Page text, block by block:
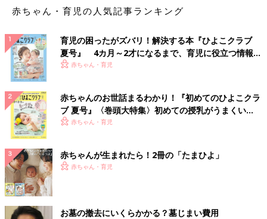
薬を共有できないことがあるため、飲む人ごとにわけて収納する
と飲み間違いを防げます。
薬の収納に役立つ便利グッズ
赤ちゃん・育児の人気記事ランキング
育児の困ったがズバリ！解決する本『ひよこクラブ
夏号』 4カ月～2才になるまで、育児に役立つ情報が
いっぱい！
赤ちゃん・育児
赤ちゃんのお世話まるわかり！『初めてのひよこクラ
ブ 夏号』〈巻頭大特集〉初めての授乳がうまくい
く！ おっぱい・ミルクの基本と夏のトラブル 解決テ
赤ちゃん・育児
赤ちゃんが生まれたら！2冊の「たまひよ」
赤ちゃん・育児
お墓の撤去にいくらかかる？墓じまい費用